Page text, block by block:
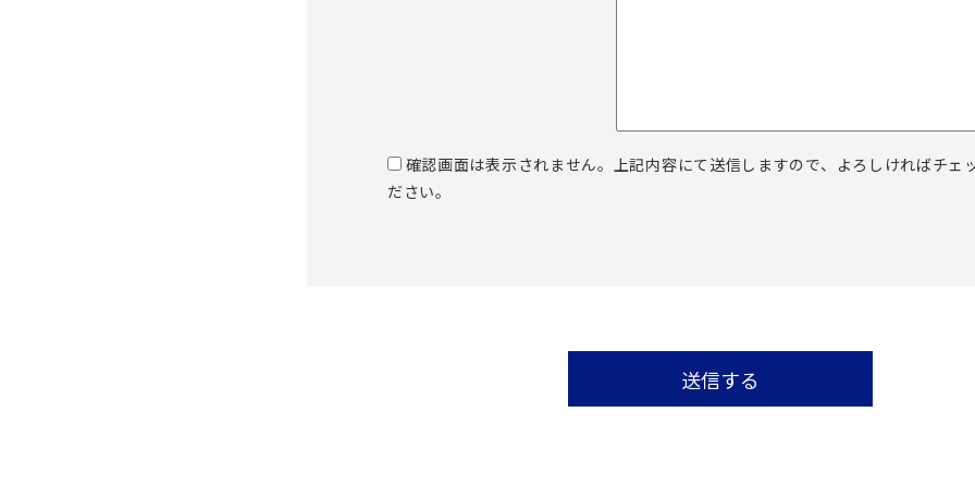
確認画面は表示されません。上記内容にて送信しますので、よろしければチェ
ださい。